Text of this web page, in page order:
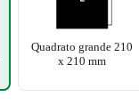
Quadrato grande 210
x 210 mm